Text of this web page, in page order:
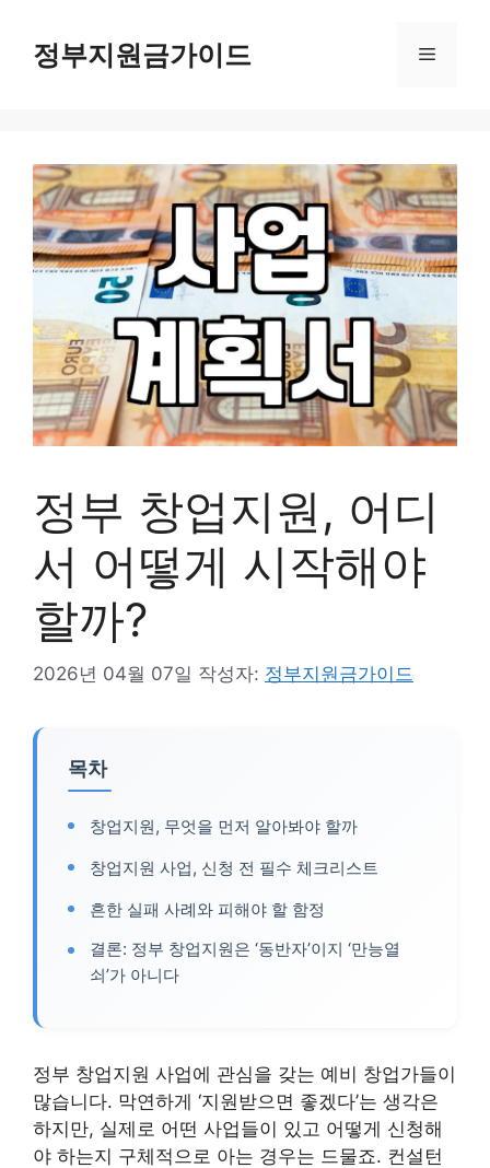
정부지원금가이드 메
정부 창업지원, 어디
서 어떻게 시작해야
할까?
2026년 04월 07일 작성자: 정부지원금가이드
목차
창업지원, 무엇을 먼저 알아봐야 할까
창업지원 사업, 신청 전 필수 체크리스트
흔한 실패 사례와 피해야 할 함정
결론: 정부 창업지원은 ‘동반자’이지 ‘만능열
쇠’가 아니다
정부 창업지원 사업에 관심을 갖는 예비 창업가들이
많습니다. 막연하게 ‘지원받으면 좋겠다’는 생각은
하지만, 실제로 어떤 사업들이 있고 어떻게 신청해
야 하는지 구체적으로 아는 경우는 드물죠. 컨설턴